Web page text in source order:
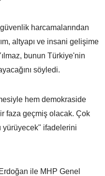
harcamalarından
altyapı ve insani gelişime
bunun Türkiye'nin
söyledi.
hem demokraside
faza geçmiş olacak. Çok
yürüyecek" ifadelerini
ile MHP Genel